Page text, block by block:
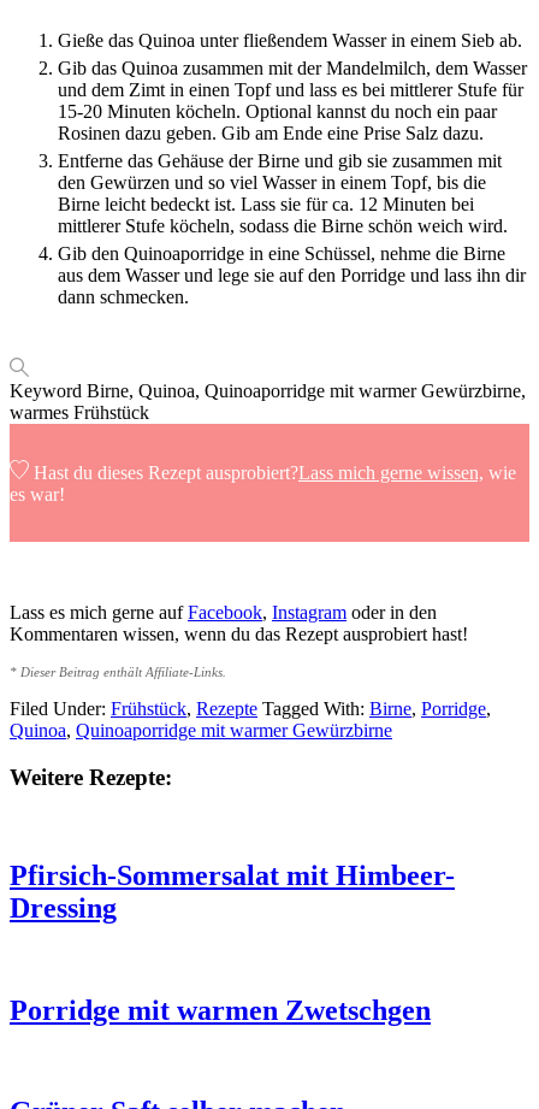
Gieße das Quinoa unter fließendem Wasser in einem Sieb ab.
Gib das Quinoa zusammen mit der Mandelmilch, dem Wasser
und dem Zimt in einen Topf und lass es bei mittlerer Stufe für
15-20 Minuten köcheln. Optional kannst du noch ein paar
Rosinen dazu geben. Gib am Ende eine Prise Salz dazu.
Entferne das Gehäuse der Birne und gib sie zusammen mit
den Gewürzen und so viel Wasser in einem Topf, bis die
Birne leicht bedeckt ist. Lass sie für ca. 12 Minuten bei
mittlerer Stufe köcheln, sodass die Birne schön weich wird.
Gib den Quinoaporridge in eine Schüssel, nehme die Birne
aus dem Wasser und lege sie auf den Porridge und lass ihn dir
dann schmecken.
Keyword Birne, Quinoa, Quinoaporridge mit warmer Gewürzbirne,
warmes Frühstück
Hast du dieses Rezept ausprobiert?Lass mich gerne wissen, wie
es war!
Lass es mich gerne aufFacebook, Instagram oder in den
Kommentaren wissen, wenn du das Rezept ausprobiert hast!
* Dieser Beitrag enthält Affiliate-Links.
Filed Under: Frühstück, Rezepte Tagged With: Birne, Porridge,
Quinoa, Quinoaporridge mit warmer Gewürzbirne
Weitere Rezepte:
Pfirsich-Sommersalat mit Himbeer-
Dressing
Porridge mit warmen Zwetschgen